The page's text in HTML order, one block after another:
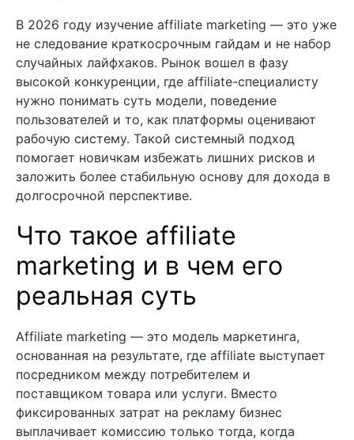
В 2026 году изучение affiliate marketing — это уже
не следование краткосрочным гайдам и не набор
случайных лайфхаков. Рынок вошел в фазу
высокой конкуренции, где affiliate-специалисту
нужно понимать суть модели, поведение
пользователей и то, как платформы оценивают
рабочую систему. Такой системный подход
помогает новичкам избежать лишних рисков и
заложить более стабильную основу для дохода в
долгосрочной перспективе.
Что такое affiliate
marketing и в чем его
реальная суть
Affiliate marketing — это модель маркетинга,
основанная на результате, где affiliate выступает
посредником между потребителем и
поставщиком товара или услуги. Вместо
фиксированных затрат на рекламу бизнес
выплачивает комиссию только тогда, когда